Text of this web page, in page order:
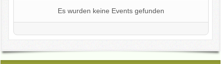
Es wurden keine Events gefunden